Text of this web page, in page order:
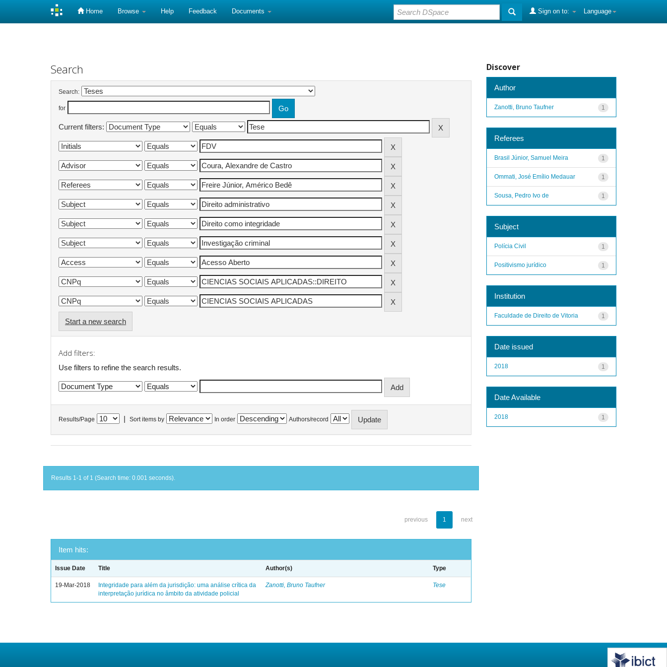
Home Browse Help Feedback Documents Language
Sign on to:
Search
Search:
for
Current filters:
Start a new search
Add filters:
Use filters to refine the search results.
Results/Page Sort items by In order Authors/record
Results 1-1 of 1 (Search time: 0.001 seconds).
previous 1 next
Item hits:
Issue Date Title Author(s) Type
19-Mar-2018
Integridade para além da jurisdição: uma análise crítica da
interpretação jurídica no âmbito da atividade policial
Zanotti, Bruno Taufner Tese
Discover
Author
1
Zanotti, Bruno Taufner
Referees
1
Brasil Júnior, Samuel Meira
1
Ommati, José Emílio Medauar
1
Sousa, Pedro Ivo de
Subject
1
Polícia Civil
1
Positivismo jurídico
Institution
1
Faculdade de Direito de Vitoria
Date issued
1
2018
Date Available
1
2018